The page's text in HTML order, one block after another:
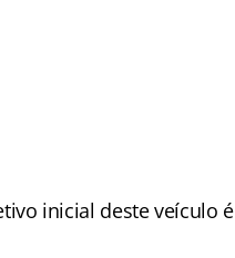
inicial deste veículo é